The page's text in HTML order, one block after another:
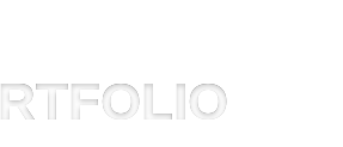
RTFOLIO